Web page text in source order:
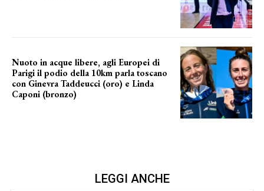
Nuoto in acque libere, agli Europei di
Parigi il podio della 10km parla toscano
con Ginevra Taddeucci (oro) e Linda
Caponi (bronzo)
LEGGI ANCHE